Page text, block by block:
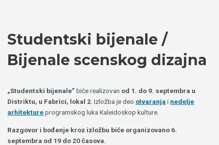
Studentski bijenale /
Bijenale scenskog dizajna
„Studentski bijenale” biće realizovan od 1. do 9. septembra u
Distriktu, u Fabrici, lokal 2 . Izložba je deo otvaranja i nedelje
arhitektureprogramskog luka Kaleidoskop kulture.
Razgovor i bođenje kroz izložbu biće organizovano 6.
septembra od 19 do 20 časova.